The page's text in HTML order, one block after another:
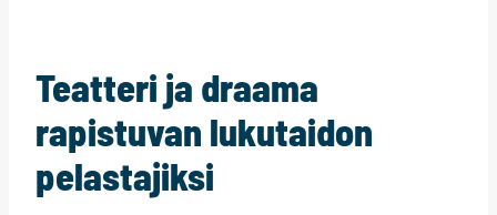
Teatteri ja draama
rapistuvan lukutaidon
pelastajiksi